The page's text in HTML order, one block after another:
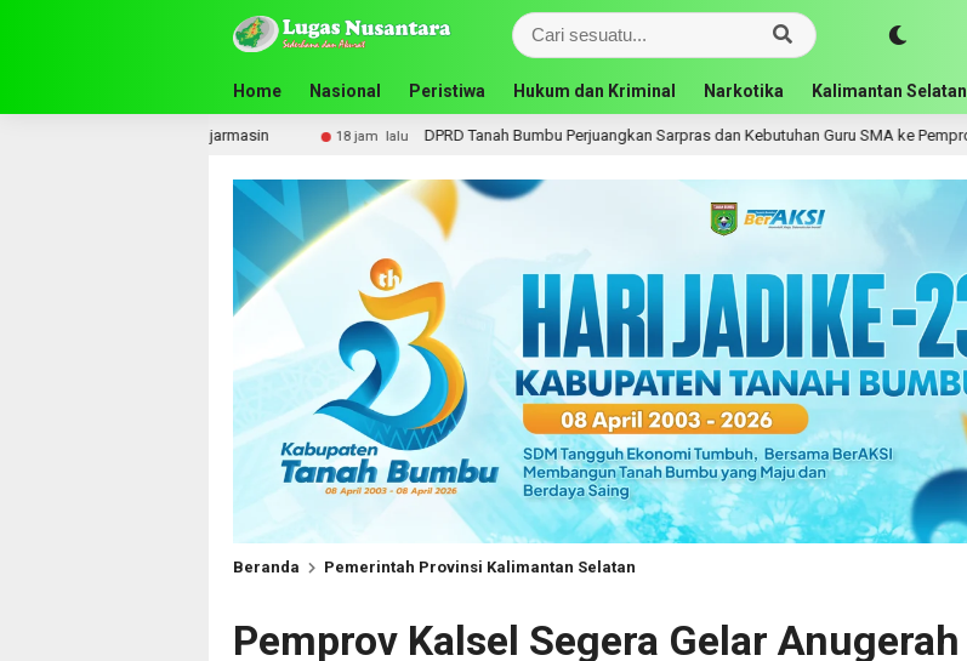
Home Nasional Peristiwa Hukum dan Kriminal Narkotika Kalimantan Selatan
DPRD Tanah Bumbu Perjuangkan Sarpras dan Kebutuhan Guru SMA ke Pemprov Kalsel 21 jam lalu
Beranda Pemerintah Provinsi Kalimantan Selatan
Pemprov Kalsel Segera Gelar Anugerah